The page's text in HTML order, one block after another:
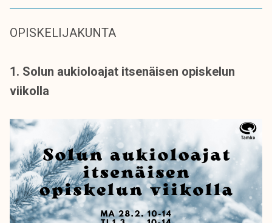
n
a
OPISKELIJAKUNTA
1. Solun aukioloajat itsenäisen opiskelun
viikolla